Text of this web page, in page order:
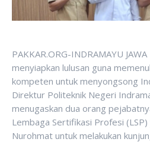
PAKKAR.ORG-INDRAMAYU
menyiapkan lulusan guna
kompeten untuk menyongsong
Direktur Politeknik Negeri
menugaskan dua orang
Lembaga Sertifikasi Profesi (LSP)
Nurohmat untuk melakukan